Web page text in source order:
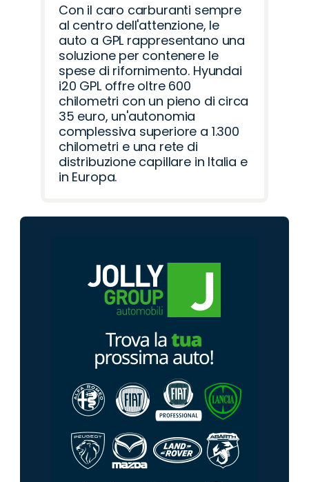
Con il caro carburanti sempre
al centro dell'attenzione, le
auto a GPL rappresentano una
soluzione per contenere le
spese di rifornimento. Hyundai
i20 GPL offre oltre 600
chilometri con un pieno di circa
35 euro, un'autonomia
complessiva superiore a 1.300
chilometri e una rete di
distribuzione capillare in Italia e
in Europa.